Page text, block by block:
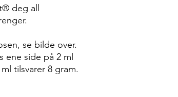
deg all
se bilde over.
ene side på 2 ml
tilsvarer 8 gram.